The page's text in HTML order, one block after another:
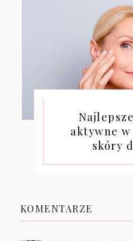
aktywne
skóry
KOMENTARZE